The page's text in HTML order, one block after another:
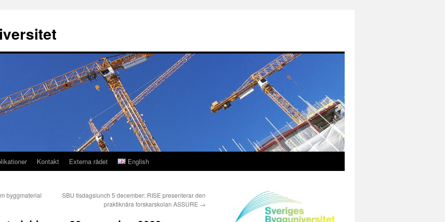
Kontakt Externa rådet English
byggmaterial
SBU tisdagslunch 5 december: RISE presenterar den
praktiknära forskarskolan ASSURE →